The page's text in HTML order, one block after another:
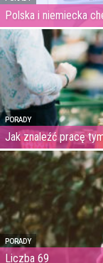
Polska i niemiecka
PORADY
Jak znaleźć pracę
PORADY
Liczba 69